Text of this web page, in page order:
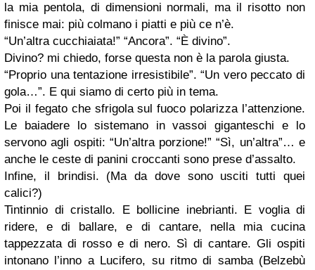
la mia pentola, di dimensioni normali, ma il risotto non
finisce mai: più colmano i piatti e più ce n’è.
“Un’altra cucchiaiata!” “Ancora”. “È divino”.
Divino? mi chiedo, forse questa non è la parola giusta.
“Proprio una tentazione irresistibile”. “Un vero peccato di
gola…”. E qui siamo di certo più in tema.
Poi il fegato che sfrigola sul fuoco polarizza l’attenzione.
Le baiadere lo sistemano in vassoi giganteschi e lo
servono agli ospiti: “Un’altra porzione!” “Sì, un’altra”… e
anche le ceste di panini croccanti sono prese d’assalto.
Infine, il brindisi. (Ma da dove sono usciti tutti quei
calici?)
Tintinnio di cristallo. E bollicine inebrianti. E voglia di
ridere, e di ballare, e di cantare, nella mia cucina
tappezzata di rosso e di nero. Sì di cantare. Gli ospiti
intonano l’inno a Lucifero, su ritmo di samba (Belzebù